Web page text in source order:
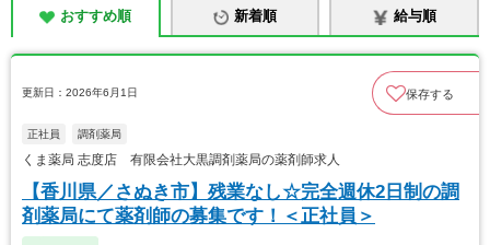
おすすめ順 新着順 給与順
更新日：2026年6月1日 保存する
正社員 調剤薬局
くま薬局 志度店 有限会社大黒調剤薬局の薬剤師求人
【香川県／さぬき市】残業なし☆完全週休2日制の調
剤薬局にて薬剤師の募集です！＜正社員＞